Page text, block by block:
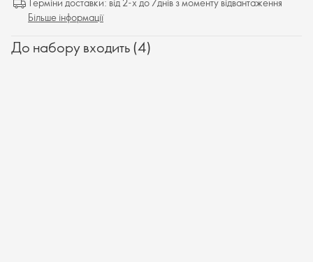
Більше інформації
До набору входить (4)